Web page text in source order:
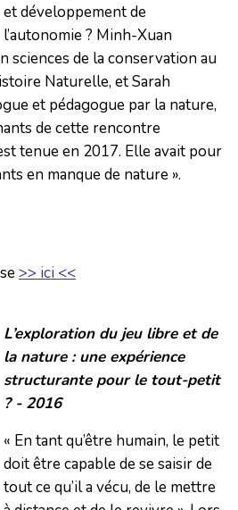
et développement de
l’autonomie ? Minh-Xuan
sciences de la conservation au
Naturelle, et Sarah
et pédagogue par la nature,
de cette rencontre
tenue en 2017. Elle avait pour
en manque de nature ».
>> ici <<
L’exploration du jeu libre et de
la nature : une expérience
structurante pour le tout-petit
? - 2016
« En tant qu’être humain, le petit
doit être capable de se saisir de
tout ce qu’il a vécu, de le mettre